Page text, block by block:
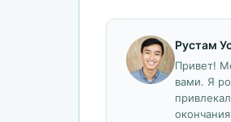
Рустам
Привет!
вами. Я